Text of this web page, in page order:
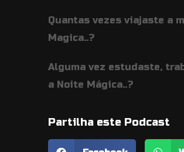
Quantas vezes viajaste a
Magica..?
Alguma vez estudaste,
a Noite Mágica..?
Partilha este Podcast